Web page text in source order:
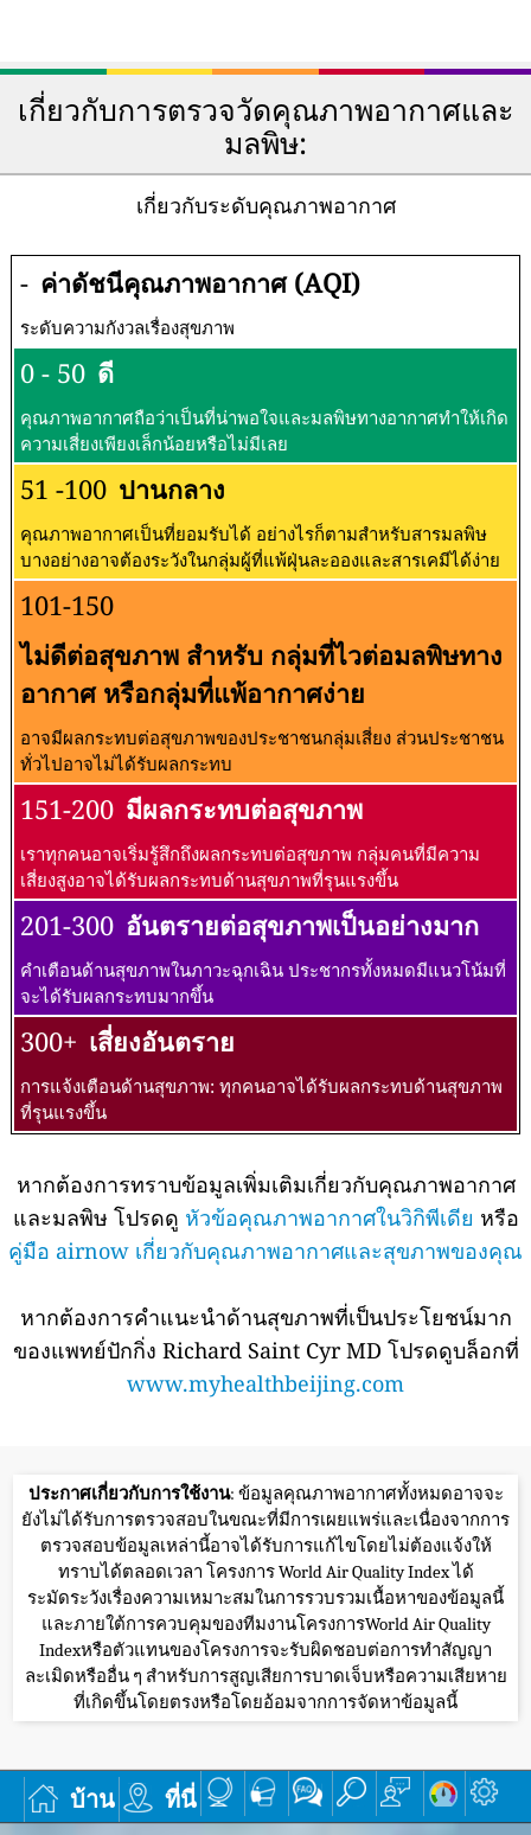
เกี่ยวกับการตรวจวัดคุณภาพอากาศและ
มลพิษ:
เกี่ยวกับระดับคุณภาพอากาศ
- ค่าดัชนีคุณภาพอากาศ (AQI)
ระดับความกังวลเรื่องสุขภาพ
0 - 50 ดี
คุณภาพอากาศถือว่าเป็นที่น่าพอใจและมลพิษทางอากาศทำให้เกิด
ความเสี่ยงเพียงเล็กน้อยหรือไม่มีเลย
51 -100 ปานกลาง
คุณภาพอากาศเป็นที่ยอมรับได้ อย่างไรก็ตามสำหรับสารมลพิษ
บางอย่างอาจต้องระวังในกลุ่มผู้ที่แพ้ฝุ่นละอองและสารเคมีได้ง่าย
101-150
ไม่ดีต่อสุขภาพ สำหรับ กลุ่มที่ไวต่อมลพิษทาง
อากาศ หรือกลุ่มที่แพ้อากาศง่าย
อาจมีผลกระทบต่อสุขภาพของประชาชนกลุ่มเสี่ยง ส่วนประชาชน
ทั่วไปอาจไม่ได้รับผลกระทบ
151-200 มีผลกระทบต่อสุขภาพ
เราทุกคนอาจเริ่มรู้สึกถึงผลกระทบต่อสุขภาพ กลุ่มคนที่มีความ
เสี่ยงสูงอาจได้รับผลกระทบด้านสุขภาพที่รุนแรงขึ้น
201-300 อันตรายต่อสุขภาพเป็นอย่างมาก
คำเตือนด้านสุขภาพในภาวะฉุกเฉิน ประชากรทั้งหมดมีแนวโน้มที่
จะได้รับผลกระทบมากขึ้น
300+ เสี่ยงอันตราย
การแจ้งเตือนด้านสุขภาพ: ทุกคนอาจได้รับผลกระทบด้านสุขภาพ
ที่รุนแรงขึ้น
หากต้องการทราบข้อมูลเพิ่มเติมเกี่ยวกับคุณภาพอากาศ
และมลพิษ โปรดดู หัวข้อคุณภาพอากาศในวิกิพีเดีย หรือ
คู่มือ airnow เกี่ยวกับคุณภาพอากาศและสุขภาพของคุณ
หากต้องการคำแนะนำด้านสุขภาพที่เป็นประโยชน์มาก
ของแพทย์ปักกิ่ง Richard Saint Cyr MD โปรดดูบล็อกที่
www.myhealthbeijing.com
ประกาศเกี่ยวกับการใช้งาน: ข้อมูลคุณภาพอากาศทั้งหมดอาจจะ
ยังไม่ได้รับการตรวจสอบในขณะที่มีการเผยแพร่และเนื่องจากการ
ตรวจสอบข้อมูลเหล่านี้อาจได้รับการแก้ไขโดยไม่ต้องแจ้งให้
ทราบได้ตลอดเวลา โครงการ World Air Quality Index ได้
ระมัดระวังเรื่องความเหมาะสมในการรวบรวมเนื้อหาของข้อมูลนี้
และภายใต้การควบคุมของทีมงานโครงการWorld Air Quality
Indexหรือตัวแทนของโครงการจะรับผิดชอบต่อการทำสัญญา
ละเมิดหรืออื่น ๆ สำหรับการสูญเสียการบาดเจ็บหรือความเสียหาย
ที่เกิดขึ้นโดยตรงหรือโดยอ้อมจากการจัดหาข้อมูลนี้
บ้าน ที่นี่